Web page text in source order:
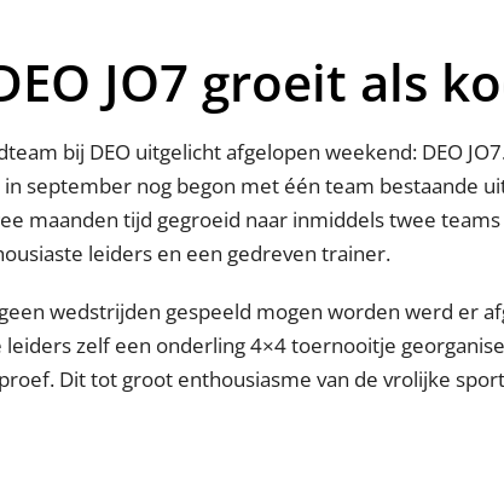
JO7 groeit als
bij DEO uitgelicht afgelopen weekend: DEO
september nog begon met één team bestaande
maanden tijd gegroeid naar inmiddels twee
leiders en een gedreven trainer.
wedstrijden gespeeld mogen worden werd er
leiders zelf een onderling 4×4 toernooitje
Dit tot groot enthousiasme van de vrolijke